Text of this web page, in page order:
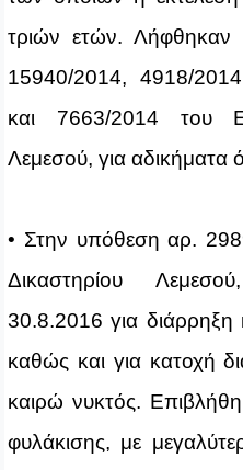
τριών ετών. Λήφθηκαν
15940/2014, 4918/
και 7663/2014 του
Λεμεσού, για αδικήματα
• Στην υπόθεση αρ.
Δικαστηρίου
30.8.2016 για διάρρηξη
καθώς και για κατοχή
καιρώ νυκτός.
φυλάκισης, με